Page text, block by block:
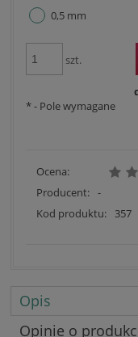
0,5 mm
szt.
*- Pole wymagane
Ocena:
Producent: -
Kod produktu:
357
Opis
Opinie o